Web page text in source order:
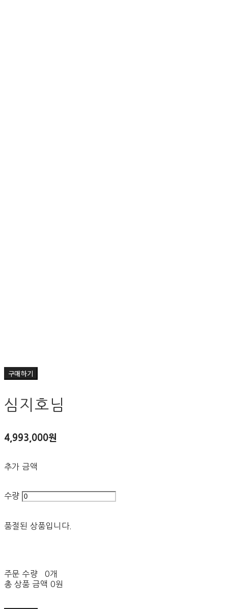
구매하기
심지호님
4,993,000원
추가 금액
수량
품절된 상품입니다.
주문 수량
0개
총 상품 금액 0원